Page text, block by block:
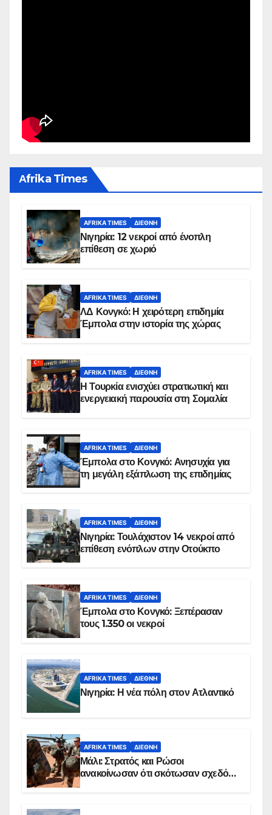
Αfrika Times
AFRIKA TIMES ΔΙΕΘΝΉ
Νιγηρία: 12 νεκροί από ένοπλη
επίθεση σε χωριό
AFRIKA TIMES ΔΙΕΘΝΉ
ΛΔ Κονγκό: Η χειρότερη επιδημία
Έμπολα στην ιστορία της χώρας
AFRIKA TIMES ΔΙΕΘΝΉ
Η Τουρκία ενισχύει στρατιωτική και
ενεργειακή παρουσία στη Σομαλία
AFRIKA TIMES ΔΙΕΘΝΉ
Έμπολα στο Κονγκό: Ανησυχία για
τη μεγάλη εξάπλωση της επιδημίας
AFRIKA TIMES ΔΙΕΘΝΉ
Νιγηρία: Τουλάχιστον 14 νεκροί από
επίθεση ενόπλων στην Οτούκπο
AFRIKA TIMES ΔΙΕΘΝΉ
Έμπολα στο Κονγκό: Ξεπέρασαν
τους 1.350 οι νεκροί
AFRIKA TIMES ΔΙΕΘΝΉ
Νιγηρία: Η νέα πόλη στον Ατλαντικό
AFRIKA TIMES ΔΙΕΘΝΉ
Μάλι: Στρατός και Ρώσοι
ανακοίνωσαν ότι σκότωσαν σχεδόν